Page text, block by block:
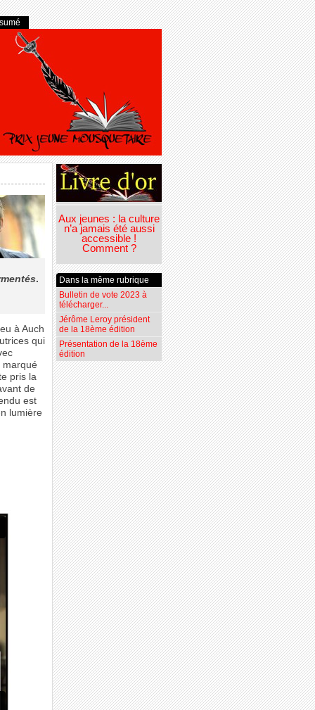
.
à Auch
qui
marqué
pris la
de
est
lumière
Aux jeunes : la culture
n’a jamais été aussi
accessible !
Comment ?
Dans la même rubrique
Bulletin de vote 2023 à
télécharger...
Jérôme Leroy président
de la 18ème édition
Présentation de la 18ème
édition